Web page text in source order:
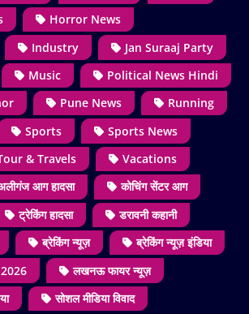
Horror News
Industry
Jan Suraaj Party
Music
Political News Hindi
Pune News
Running
Sports
Sports News
& Travels
Vacations
आग हादसा
कोचिंग सेंटर आग
ट्रेकिंग हादसा
डरावनी कहानी
ब्रेकिंग न्यूज़
ब्रेकिंग न्यूज़ इंडिया
लखनऊ फायर न्यूज़
सोशल मीडिया विवाद